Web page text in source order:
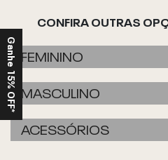
CONFIRA OUTRAS
FEMININO
MASCULINO
ACESSÓRIOS
Ganhe 15% OFF*